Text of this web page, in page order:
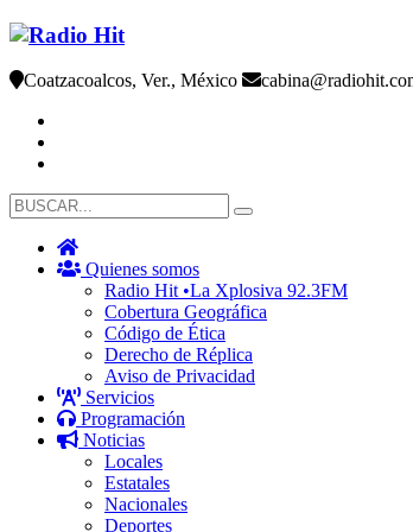
Coatzacoalcos, Ver., México
Quienes somos
Radio Hit •La Xplosiva 92.3FM
Cobertura Geográfica
Código de Ética
Derecho de Réplica
Aviso de Privacidad
Servicios
Programación
Noticias
Locales
Estatales
Nacionales
Deportes